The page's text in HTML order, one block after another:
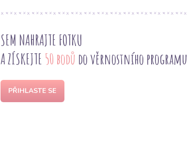
SEM NAHRAJTE FOTKU
A ZÍSKEJTE 50 bodů do věrnostního programu
PŘIHLASTE SE